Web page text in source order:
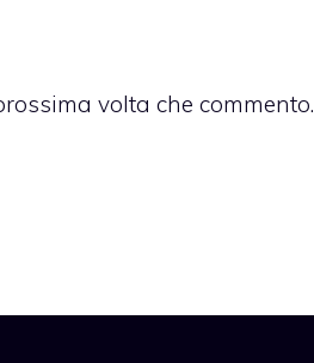
volta che commento.